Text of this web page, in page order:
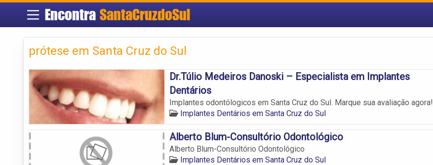
Encontra SantaCruzdoSul
prótese em Santa Cruz do Sul
Dr.Túlio Medeiros Danoski – Especialista em Implantes
Dentários
Implantes odontólogicos em Santa Cruz do Sul. Marque sua avaliação agora!
Implantes Dentários em Santa Cruz do Sul
Alberto Blum-Consultório Odontológico
Alberto Blum-Consultório Odontológico
Implantes Dentários em Santa Cruz do Sul